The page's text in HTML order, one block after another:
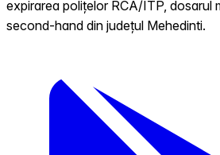
expirarea polițelor RCA/ITP, dosarul
second-hand din județul Mehedinti.